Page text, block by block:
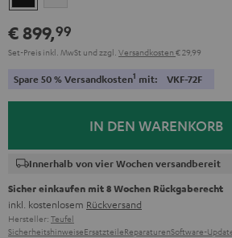
€ 899,99
Set-Preis inkl. MwSt und zzgl. Versandkosten € 29,99
Spare 50 % Versandkosten1 mit: VKF-72F
IN DEN WARENKORB
Innerhalb von vier Wochen versandbereit
Sicher einkaufen mit 8 Wochen Rückgaberecht
inkl. kostenlosem Rückversand
Hersteller: Teufel
SicherheitshinweiseErsatzteileReparaturenSoftware-